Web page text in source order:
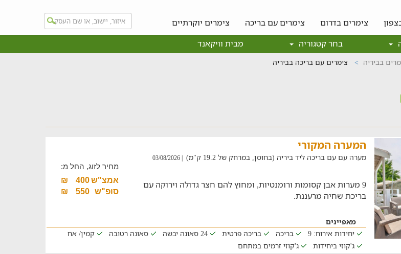
צימרים בדרום צימרים עם בריכה
צימרים יוקרתיים
בחר קטגוריה מבית וויקאנד
בביריה צימרים עם בריכה בביריה
המערה המקורי
מערה עם עם בריכה ליד ביריה (בחוסן, במרחק של 19.2 ק"מ) | 03/08/2026
9 מערות אבן קסומות ורומנטיות, ומחוץ להם חצר גדולה וירוקה עם
בריכת שחיה מרעננת.
מחיר לזוג, החל מ:
אמצ"ש400
₪
סופ"ש
550
₪
מאפיינים
יחידות אירוח: 9
בריכה בריכה פרטית 24 סאונה יבשה סאונה רטובה
קמין/ אח
ג'קוזי ביחידות
ג'קוזי זרמים במתחם